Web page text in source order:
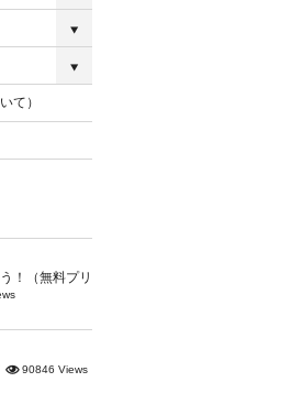
て）
！（無料プリ
90846 Views